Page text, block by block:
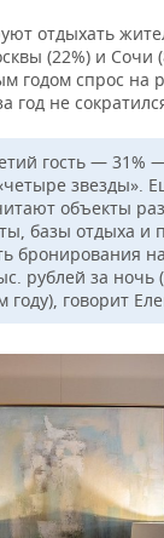
отдыхать
(22%) и Сочи
годом спрос на
год не
гость — 31%
звезды».
объекты
базы отдыха и
бронирования
рублей за ночь
говорит